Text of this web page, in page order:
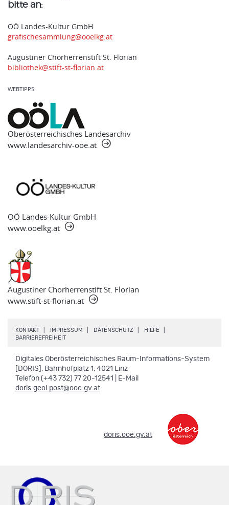
bitte an:
OÖ Landes-Kultur GmbH
grafischesammlung@ooelkg.at
Augustiner Chorherrenstift St. Florian
bibliothek@stift-st-florian.at
WEBTIPPS
Oberösterreichisches Landesarchiv
www.landesarchiv-ooe.at
OÖ Landes-Kultur GmbH
www.ooelkg.at
Augustiner Chorherrenstift St. Florian
www.stift-st-florian.at
KONTAKT IMPRESSUM DATENSCHUTZ HILFE
BARRIEREFREIHEIT.
Digitales Oberösterreichisches Raum-Informations-System
[DORIS], Bahnhofplatz 1, 4021 Linz
Telefon (+43 732) 77 20-12541 | E-Mail
doris.geol.post@ooe.gv.at
doris.ooe.gv.at.